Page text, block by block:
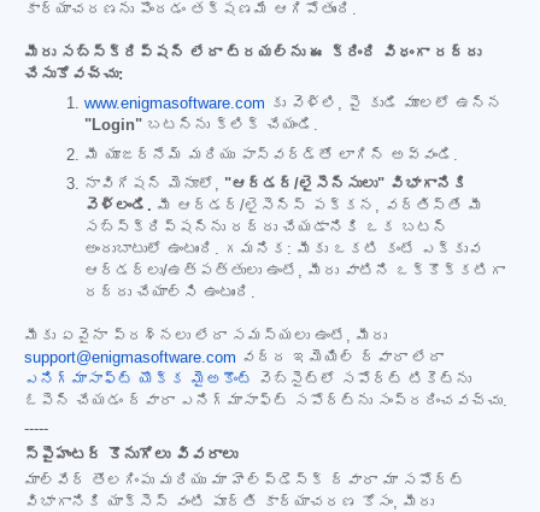
కార్యాచరణను పొందడం తక్షణమే ఆగిపోతుంది.
మీరు సబ్‌స్క్రిప్షన్ లేదా ట్రయల్‌ను ఈ క్రింది విధంగా రద్దు
చేసుకోవచ్చు:
www.enigmasoftware.com కు వెళ్లి, పై కుడి మూలలో ఉన్న
"Login" బటన్‌ను క్లిక్ చేయండి.
మీ యూజర్‌నేమ్ మరియు పాస్‌వర్డ్‌తో లాగిన్ అవ్వండి.
నావిగేషన్ మెనూలో, "ఆర్డర్/లైసెన్సులు" విభాగానికి
వెళ్లండి. మీ ఆర్డర్/లైసెన్స్ పక్కన, వర్తిస్తే మీ
సబ్‌స్క్రిప్షన్‌ను రద్దు చేయడానికి ఒక బటన్
అందుబాటులో ఉంటుంది. గమనిక: మీకు ఒకటి కంటే ఎక్కువ
ఆర్డర్‌లు/ఉత్పత్తులు ఉంటే, మీరు వాటిని ఒక్కొక్కటిగా
రద్దు చేయాల్సి ఉంటుంది.
మీకు ఏవైనా ప్రశ్నలు లేదా సమస్యలు ఉంటే, మీరు
support@enigmasoftware.com వద్ద ఇమెయిల్ ద్వారా లేదా
ఎనిగ్మాసాఫ్ట్ యొక్క మైఅకౌంట్
వెబ్‌సైట్‌లో సపోర్ట్ టికెట్‌ను
ఓపెన్ చేయడం ద్వారా ఎనిగ్మాసాఫ్ట్ సపోర్ట్‌ను సంప్రదించవచ్చు.
-----
స్పైహంటర్ కొనుగోలు వివరాలు
మాల్‌వేర్ తొలగింపు మరియు మా హెల్ప్‌డెస్క్ ద్వారా మా సపోర్ట్
విభాగానికి యాక్సెస్ వంటి పూర్తి కార్యాచరణ కోసం, మీరు